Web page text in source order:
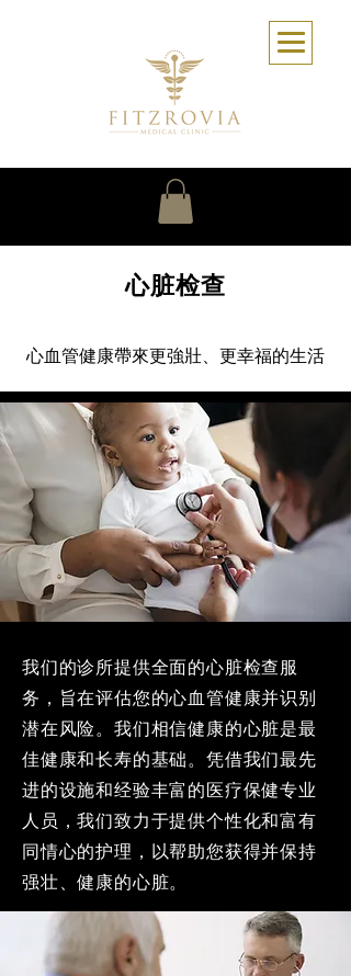
心脏检查
心血管健康帶來更強壯、更幸福的生活
我们的诊所提供全面的心脏检查服
务，旨在评估您的心血管健康并识别
潜在风险。我们相信健康的心脏是最
佳健康和长寿的基础。凭借我们最先
进的设施和经验丰富的医疗保健专业
人员，我们致力于提供个性化和富有
同情心的护理，以帮助您获得并保持
强壮、健康的心脏。